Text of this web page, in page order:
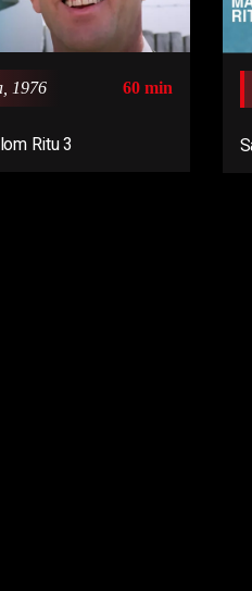
1976 60 min
Ritu 3